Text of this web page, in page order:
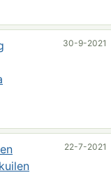
30-9-2021
22-7-2021